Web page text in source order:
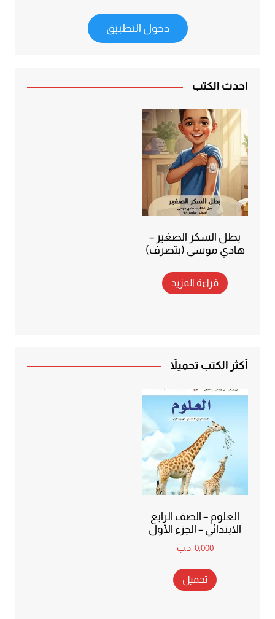
دخول التطبيق
أحدث الكتب
بطل السكر الصغير –
هادي موسى (بتصرف)
قراءة المزيد
أكثر الكتب تحميلاً
العلوم – الصف الرابع
الابتدائي – الجزء الأول
0,000 .د.ب
تحميل